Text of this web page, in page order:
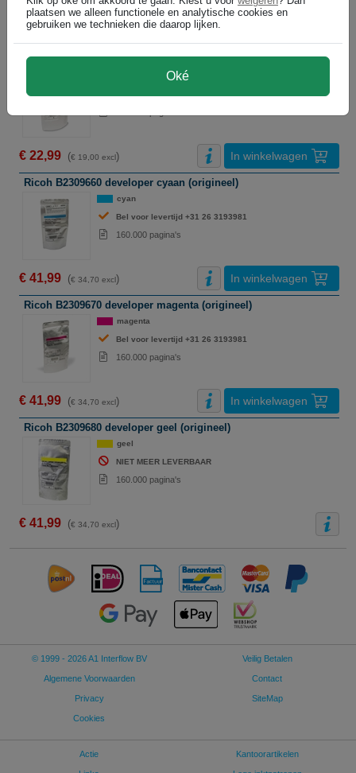
Altijd voordelig: Tonershop
Ricoh B2309640 developer zwart (origineel)
€ 22,99 (€ 19,00 excl) In winkelwagen
Ricoh B2309660 developer cyaan (origineel)
cyan
Bel voor levertijd +31 26 3193981
160.000 pagina's
€ 41,99 (€ 34,70 excl) In winkelwagen
Ricoh B2309670 developer magenta (origineel)
magenta
Bel voor levertijd +31 26 3193981
160.000 pagina's
€ 41,99 (€ 34,70 excl) In winkelwagen
Ricoh B2309680 developer geel (origineel)
geel
NIET MEER LEVERBAAR
160.000 pagina's
€ 41,99 (€ 34,70 excl)
© 1999 - 2026 A1 Interflow BV
Algemene Voorwaarden
Privacy
Cookies
Veilig Betalen
Contact
SiteMap
Actie Kantoorartikelen
plaatsen we alleen functionele en analytische cookies en
gebruiken we technieken die daarop lijken.
Oké